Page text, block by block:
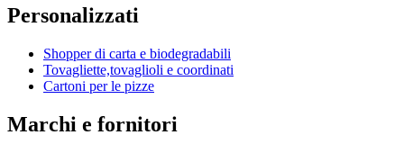
Personalizzati
Shopper di carta e biodegradabili
Tovagliette,tovaglioli e coordinati
Cartoni per le pizze
Marchi e fornitori